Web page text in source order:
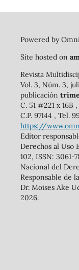
Powered by
Site hosted on
Revista
Vol. 3, Núm. 3,
publicación
C. 51 #221 x 16B
C.P. 97144 , Tel.
https://
Editor
Derechos al Uso
102, ISSN: 3061-
Nacional del
Responsable de
Dr. Moises Ake
2026.